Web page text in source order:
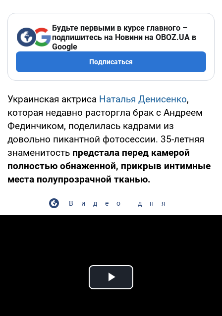
Будьте первыми в курсе главного –
подпишитесь на Новини на OBOZ.UA в
Google
Подписаться
Украинская актриса Наталья Денисенко,
которая недавно расторгла брак с Андреем
Фединчиком, поделилась кадрами из
довольно пикантной фотосессии. 35-летняя
знаменитость предстала перед камерой
полностью обнаженной, прикрыв интимные
места полупрозрачной тканью.
Видео дня
Play Video